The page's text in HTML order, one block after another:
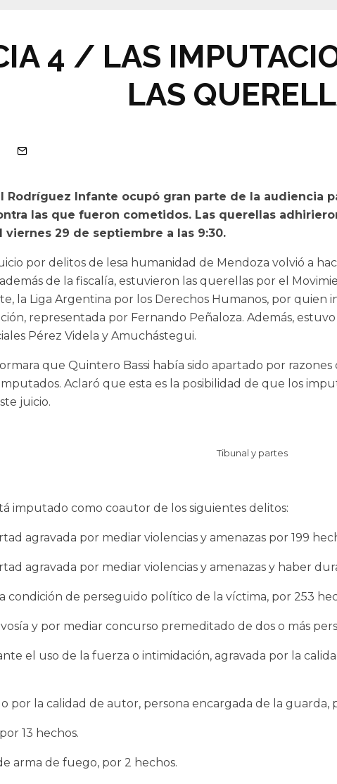
4 / LAS
LAS
Rodríguez Infante ocupó gran parte de la audiencia
las que fueron cometidos. Las querellas
viernes 29 de septiembre a las 9:30.
por delitos de lesa humanidad de Mendoza volvió a
de la fiscalía, estuvieron las querellas por el
la Liga Argentina por los Derechos Humanos, por quien
representada por Fernando Peñaloza. Además,
Pérez Videla y Amuchástegui.
que Quintero Bassi había sido apartado por
Aclaró que esta es la posibilidad de que los
juicio.
Tibunal y partes
imputado como coautor de los siguientes delitos:
agravada por mediar violencias y amenazas por 199
agravada por mediar violencias y amenazas y haber
condición de perseguido político de la víctima, por 253
y por mediar concurso premeditado de dos o más
el uso de la fuerza o intimidación, agravada por la
por la calidad de autor, persona encargada de la guarda,
13 hechos.
arma de fuego, por 2 hechos.